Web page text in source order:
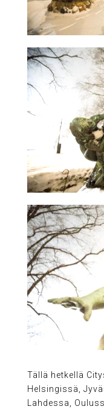
Tällä hetkellä
Helsingissä,
Lahdessa,